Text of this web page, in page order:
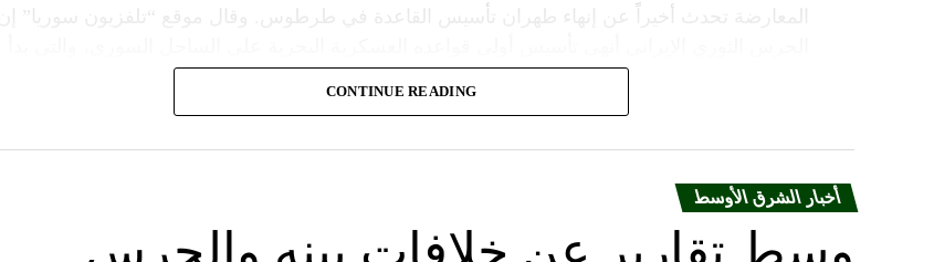
المعارضة تحدث أخيراً عن إنهاء طهران تأسيس القاعدة في طرطوس. وقال موقع “تلفزيون سوريا” إن
العمل عليها قبل أقل من سنة في إطار خطة إيرانية لتعزيز قواتها في سوريا، تضمنت زيادة أعداد
بمساعدة روسية وتحت غطاء عسكري يوفره جيش النظام السوري ومؤسساته لتحركات الحرس
الثوري في المنطقة.
CONTINUE READING
أخبار الشرق الأوسط